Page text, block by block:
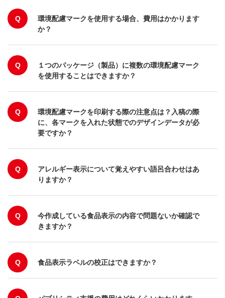
Q
環境配慮マークを使用する場合、費用はかかります
か？
Q
１つのパッケージ（製品）に複数の環境配慮マーク
を使用することはできますか？
Q
環境配慮マークを印刷する際の注意点は？入稿の際
に、各マークを入れた状態でのデザインデータが必
要ですか？
Q
アレルギー表示について覚えやすい語呂合わせはあ
りますか？
Q
今作成している食品表示の内容で問題ないか確認で
きますか？
Q 食品表示ラベルの校正はできますか？